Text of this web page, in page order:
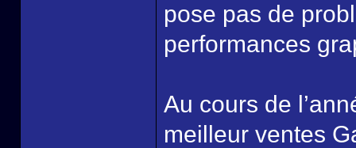
pose pas de
performances
Au cours de
meilleur ventes